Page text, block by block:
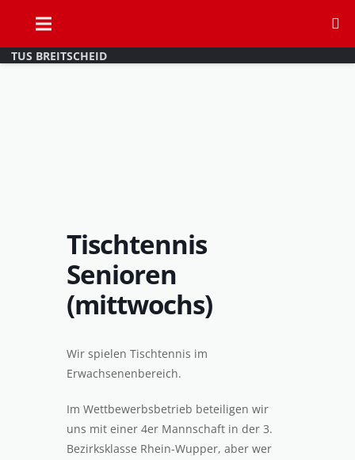
TUS BREITSCHEID
Tischtennis
Senioren
(mittwochs)
Wir spielen Tischtennis im
Erwachsenenbereich.
Im Wettbewerbsbetrieb beteiligen wir
uns mit einer 4er Mannschaft in der 3.
Bezirksklasse Rhein-Wupper, aber wer